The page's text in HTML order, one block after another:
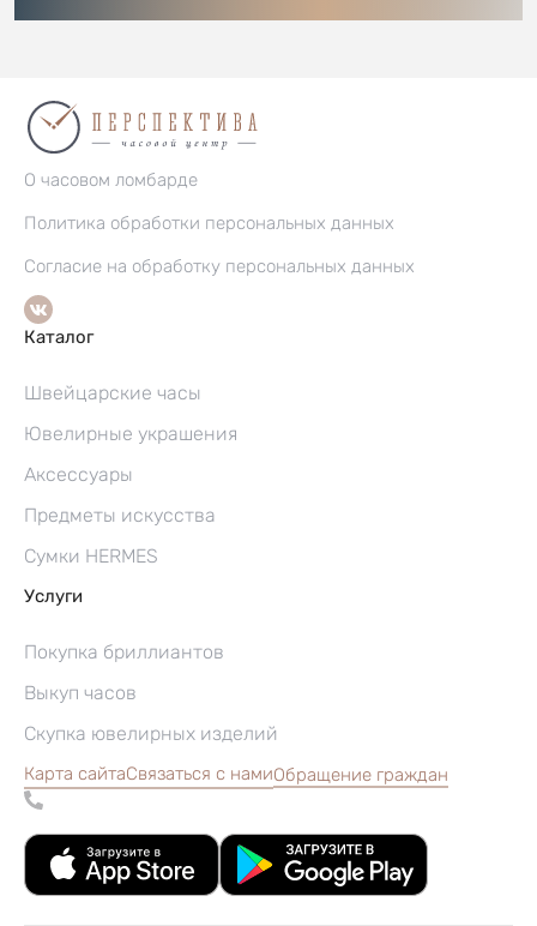
О часовом ломбарде
Политика обработки персональных данных
Согласие на обработку персональных данных
Каталог
Швейцарские часы
Ювелирные украшения
Аксессуары
Предметы искусства
Сумки HERMES
Услуги
Покупка бриллиантов
Выкуп часов
Скупка ювелирных изделий
Карта сайтаСвязаться с намиОбращение граждан